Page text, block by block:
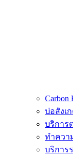
บ่อสังเ
บริการ
ทำควา
บริการ